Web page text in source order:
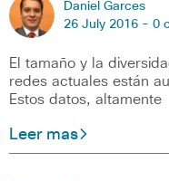
Daniel Garces
26 July 2016 - 0
El tamaño y la
redes actuales están
Estos datos, altamente
Leer mas